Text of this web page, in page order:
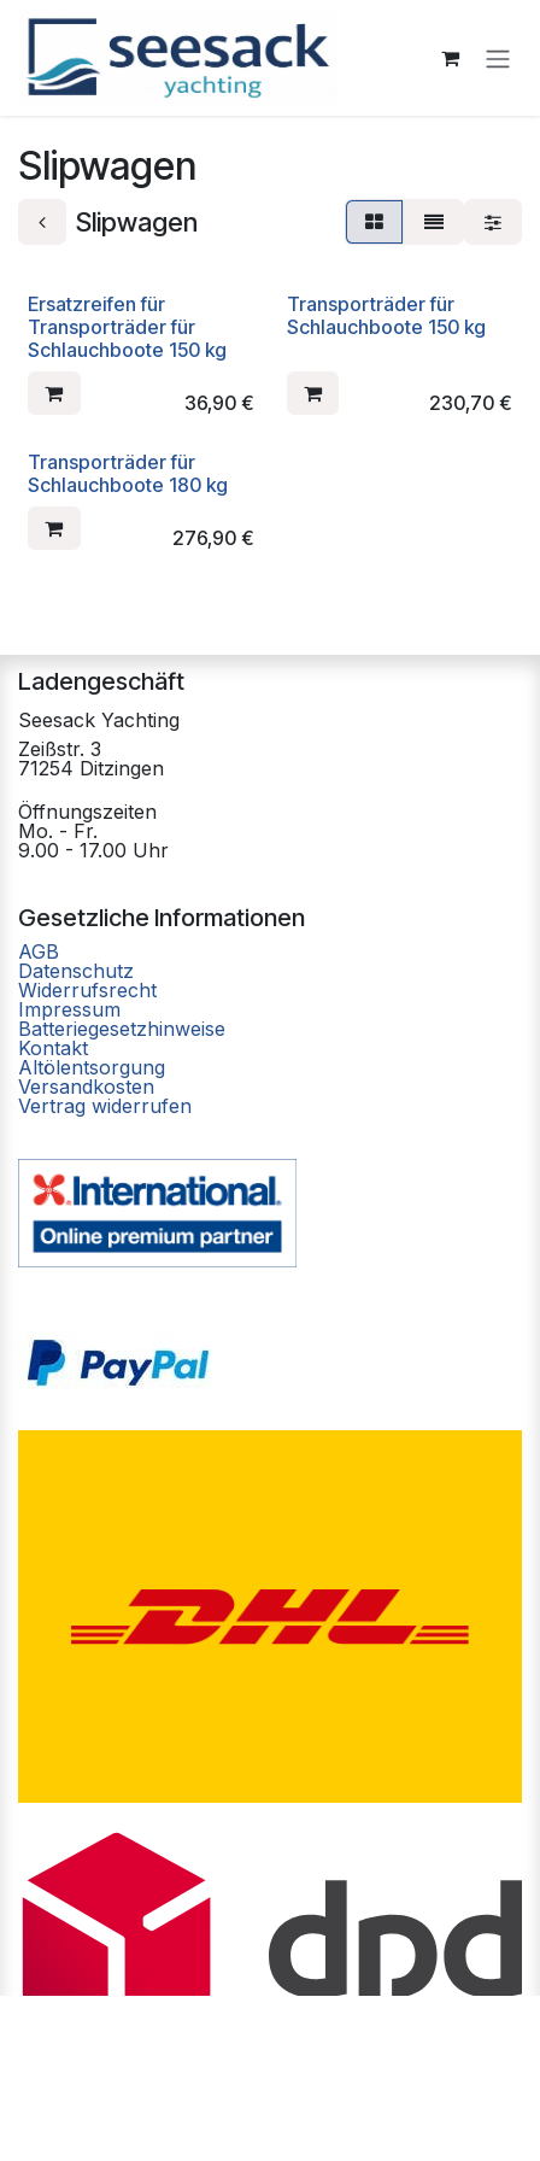
Zum Inhalt springen
Slipwagen
Slipwagen
Ersatzreifen für
Transporträder für
Schlauchboote 150 kg
36,90€
Transporträder für
Schlauchboote 150 kg
230,70 €
Transporträder für
Schlauchboote 180 kg
276,90€
Ladengeschäft
Seesack Yachting
Zeißstr. 3
71254 Ditzingen
Öffnungszeiten
Mo. - Fr.
9.00 - 17.00 Uhr
Gesetzliche Informationen
AGB
Datenschutz
Widerrufsrecht
Impressum
Batteriegesetzhinweise
Kontakt
Altölentsorgung
Versandkosten
Vertrag widerrufen